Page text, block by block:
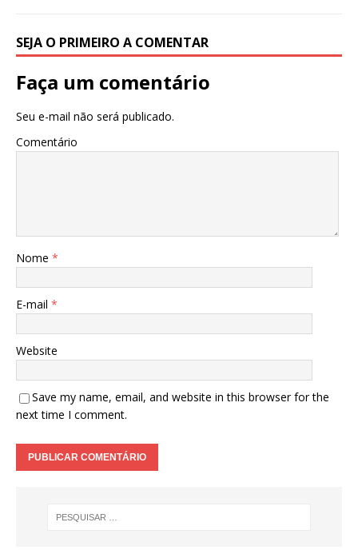
SEJA O PRIMEIRO A COMENTAR
Faça um comentário
Seu e-mail não será publicado.
Comentário
Nome *
E-mail *
Website
Save my name, email, and website in this browser for the
next time I comment.